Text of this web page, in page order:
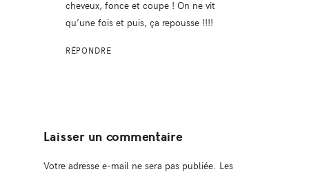
cheveux, fonce et coupe ! On ne vit
qu’une fois et puis, ça repousse !!!!
RÉPONDRE
Laisser un commentaire
Votre adresse e-mail ne sera pas publiée. Les